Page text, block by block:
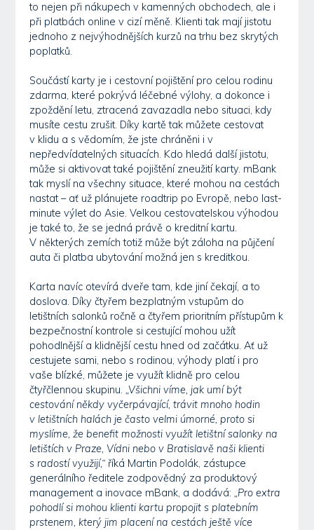
to nejen při nákupech v kamenných obchodech, ale i
při platbách online v cizí měně. Klienti tak mají jistotu
jednoho z nejvýhodnějších kurzů na trhu bez skrytých
poplatků.
Součástí karty je i cestovní pojištění pro celou rodinu
zdarma, které pokrývá léčebné výlohy, a dokonce i
zpoždění letu, ztracená zavazadla nebo situaci, kdy
musíte cestu zrušit. Díky kartě tak můžete cestovat
v klidu a s vědomím, že jste chráněni i v
nepředvídatelných situacích. Kdo hledá další jistotu,
může si aktivovat také pojištění zneužití karty. mBank
tak myslí na všechny situace, které mohou na cestách
nastat – ať už plánujete roadtrip po Evropě, nebo last-
minute výlet do Asie. Velkou cestovatelskou výhodou
je také to, že se jedná právě o kreditní kartu.
V některých zemích totiž může být záloha na půjčení
auta či platba ubytování možná jen s kreditkou.
Karta navíc otevírá dveře tam, kde jiní čekají, a to
doslova. Díky čtyřem bezplatným vstupům do
letištních salonků ročně a čtyřem prioritním přístupům k
bezpečnostní kontrole si cestující mohou užít
pohodlnější a klidnější cestu hned od začátku. Ať už
cestujete sami, nebo s rodinou, výhody platí i pro
vaše blízké, můžete je využít klidně pro celou
čtyřčlennou skupinu.„Všichni víme, jak umí být
cestování někdy vyčerpávající, trávit mnoho hodin
v letištních halách je často velmi úmorné, proto si
myslíme, že benefit možnosti využít letištní salonky na
letištích v Praze, Vídni nebo v Bratislavě naši klienti
s radostí využijí,“ říká Martin Podolák, zástupce
generálního ředitele zodpovědný za produktový
management a inovace mBank, a dodává: „Pro extra
pohodlí si mohou klienti kartu propojit s platebním
prstenem, který jim placení na cestách ještě více